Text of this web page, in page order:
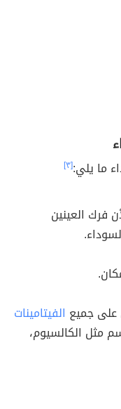
ما يلي:[٣]
فرك العينين
على جميع الفيتامينات
مثل الكالسيوم،